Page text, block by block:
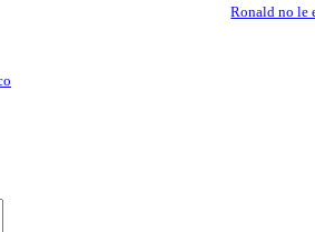
Ronald no le